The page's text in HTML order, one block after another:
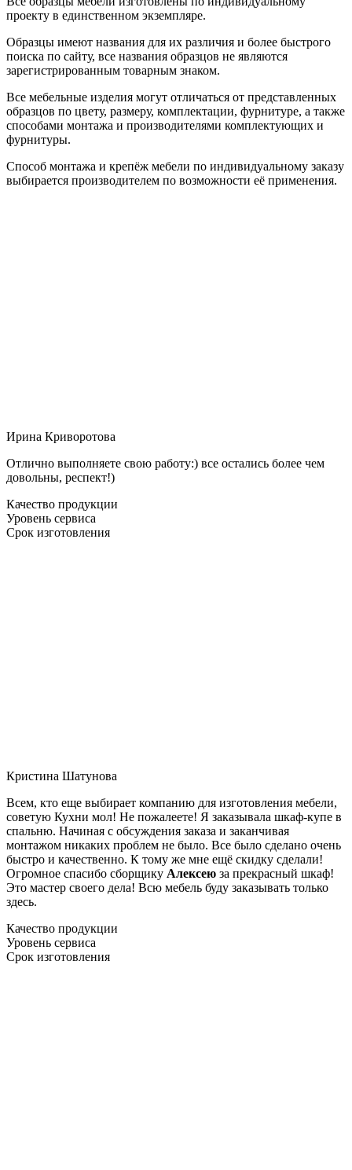
проекту в единственном экземпляре.
Образцы имеют названия для их различия и более быстрого
поиска по сайту, все названия образцов не являются
зарегистрированным товарным знаком.
Все мебельные изделия могут отличаться от представленных
образцов по цвету, размеру, комплектации, фурнитуре, а также
способами монтажа и производителями комплектующих и
фурнитуры.
Способ монтажа и крепёж мебели по индивидуальному заказу
выбирается производителем по возможности её применения.
Ирина Криворотова
Отлично выполняете свою работу:) все остались более чем
довольны, респект!)
Качество продукции
Уровень сервиса
Срок изготовления
Кристина Шатунова
Всем, кто еще выбирает компанию для изготовления мебели,
советую Кухни мол! Не пожалеете! Я заказывала шкаф-купе в
спальню. Начиная с обсуждения заказа и заканчивая
монтажом никаких проблем не было. Все было сделано очень
быстро и качественно. К тому же мне ещё скидку сделали!
Огромное спасибо сборщику Алексею за прекрасный шкаф!
Это мастер своего дела! Всю мебель буду заказывать только
здесь.
Качество продукции
Уровень сервиса
Срок изготовления